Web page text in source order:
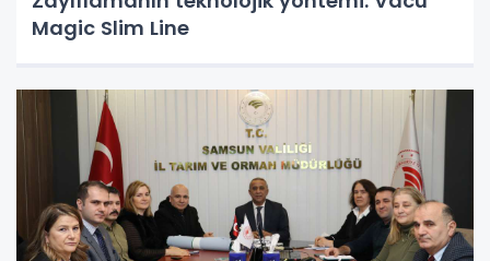
Magic Slim Line